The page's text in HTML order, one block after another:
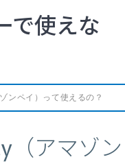
で使えな
ンペイ）って使えるの？
（アマゾン